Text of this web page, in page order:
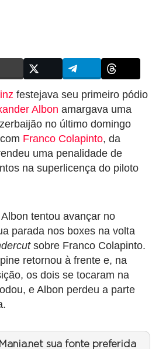
festejava seu primeiro pódio
Albon amargava uma
no último domingo
Franco Colapinto, da
uma penalidade de
na superlicença do piloto
tentou avançar no
parada nos boxes na volta
sobre Franco Colapinto.
retornou à frente e, na
os dois se tocaram na
e Albon perdeu a parte
sua fonte preferida